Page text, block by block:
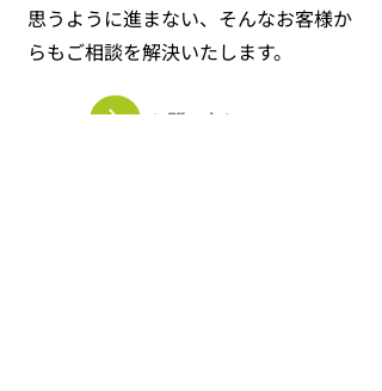
思うように進まない、そんなお客様か
らもご相談を解決いたします。
お問い合わせ